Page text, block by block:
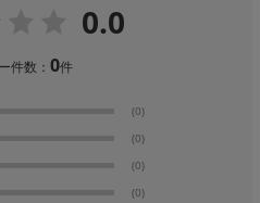
0.0
件数：0件
(0)
(0)
(0)
(0)